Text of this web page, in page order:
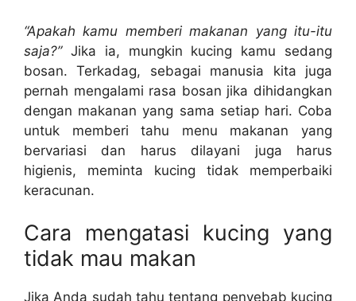
“Apakah kamu memberi makanan yang itu-itu
saja?”Jika ia, mungkin kucing kamu sedang
bosan. Terkadag, sebagai manusia kita juga
pernah mengalami rasa bosan jika dihidangkan
dengan makanan yang sama setiap hari. Coba
untuk memberi tahu menu makanan yang
bervariasi dan harus dilayani juga harus
higienis, meminta kucing tidak memperbaiki
keracunan.
Cara mengatasi kucing yang
tidak mau makan
Jika Anda sudah tahu tentang penyebab kucing